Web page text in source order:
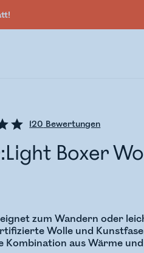
120 Bewertungen
Boxer
zum Wandern oder
Wolle und
Kombination aus Wärme